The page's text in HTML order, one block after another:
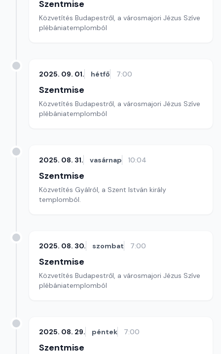
Szentmise
Közvetítés Budapestről, a városmajori Jézus Szíve
plébániatemplomból
2025. 09. 01. hétfő 7:00
Szentmise
Közvetítés Budapestről, a városmajori Jézus Szíve
plébániatemplomból
2025. 08. 31. vasárnap 10:04
Szentmise
Közvetítés Gyálról, a Szent István király
templomból.
2025. 08. 30. szombat 7:00
Szentmise
Közvetítés Budapestről, a városmajori Jézus Szíve
plébániatemplomból
2025. 08. 29. péntek 7:00
Szentmise